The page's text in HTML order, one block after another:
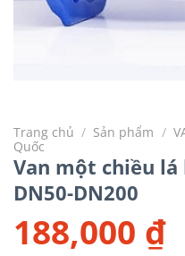
Trang chủ / Sản phẩm /
Quốc
Van một chiều
DN50-DN200
188,000 ₫